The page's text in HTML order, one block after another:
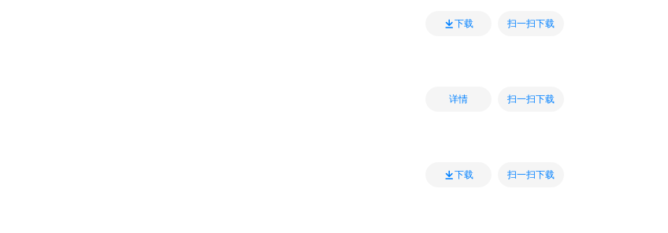
下载 扫一扫下载
详情 扫一扫下载
下载 扫一扫下载